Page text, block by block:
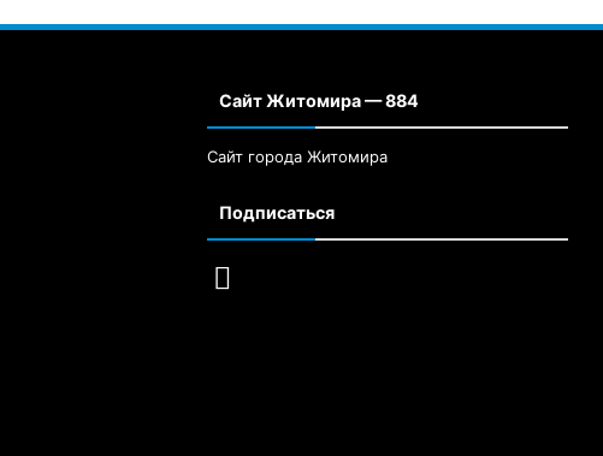
Сайт Житомира — 884
Сайт города Житомира
Подписаться